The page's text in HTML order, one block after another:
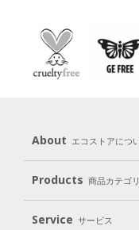
About エコストアにつ
メッセージ ブラ
パッケージへ
Products 商品カテゴ
Laundry
Service サービス